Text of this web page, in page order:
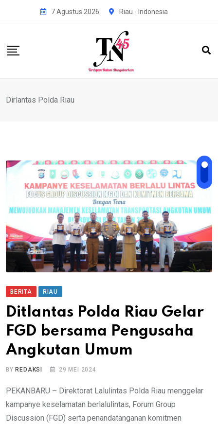
7 Agustus 2026 Riau - Indonesia
Dirlantas Polda Riau
BERITA RIAU
Ditlantas Polda Riau Gelar
FGD bersama Pengusaha
Angkutan Umum
BYREDAKSI 29 MEI 2024
PEKANBARU – Direktorat Lalulintas Polda Riau menggelar
kampanye keselamatan berlalulintas, Forum Group
Discussion (FGD) serta penandatanganan komitmen